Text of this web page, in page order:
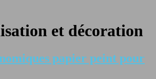
et décoration
papier peint pour